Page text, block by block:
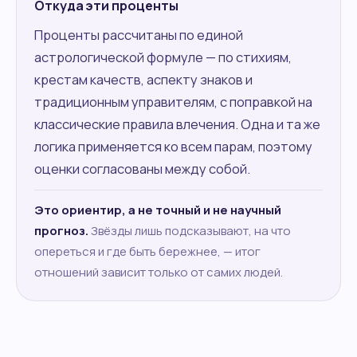
Откуда эти проценты
Проценты рассчитаны по единой
астрологической формуле — по стихиям,
крестам качеств, аспекту знаков и
традиционным управителям, с поправкой на
классические правила влечения. Одна и та же
логика применяется ко всем парам, поэтому
оценки согласованы между собой.
Это ориентир, а не точный и не научный
прогноз.Звёзды лишь подсказывают, на что
опереться и где быть бережнее, — итог
отношений зависит только от самих людей.